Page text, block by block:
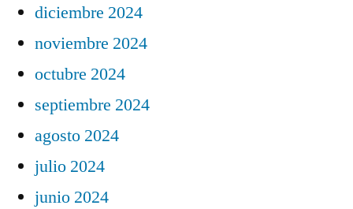
diciembre 2024
noviembre 2024
octubre 2024
septiembre 2024
agosto 2024
julio 2024
junio 2024